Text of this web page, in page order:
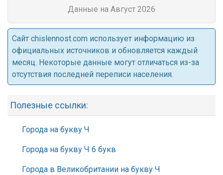
Данные на Август 2026
Cайт chislennost.com использует информацию из
официальных источников и обновляется каждый
месяц. Некоторые данные могут отличаться из-за
отсутствия последней переписи населения.
Полезные ссылки:
Города на букву Ч
Города на букву Ч 6 букв
Города в Великобритании на букву Ч